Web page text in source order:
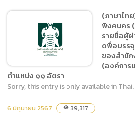
มาตรการส่งเสริมคุณธรรม
และความโปร่งใสภายในหน่วย
(ภาษาไทย) ประกาศสำนักงาน
พัฒนาพิงคนคร (องค์การ
(ภาษาไท
พิงคนคร
รายชื่อผู้ผ่
ดพื่อบรร
ของสำนั
(องค์การ
ตำแหน่ง ๑๑ อัตรา
Sorry, this entry is only available in Thai.
6 มิถุนายน 2567 visibility 39,317